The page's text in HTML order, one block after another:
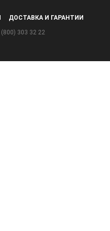
ДОСТАВКА И ГАРАНТИИ
(800) 303 32 22